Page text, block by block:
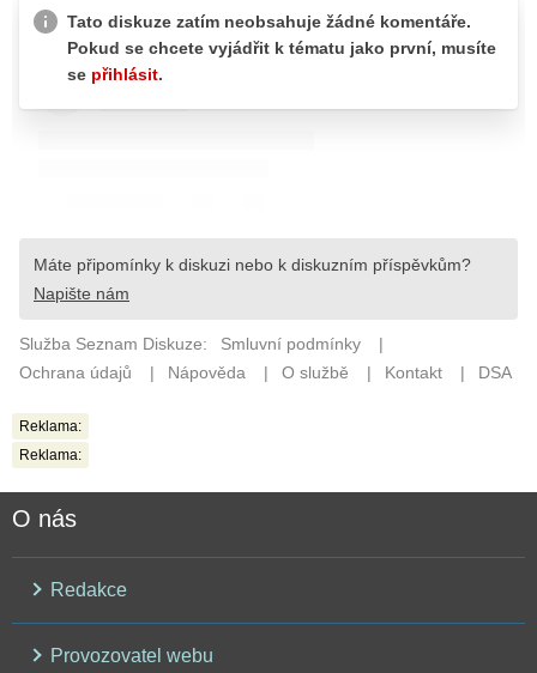
Reklama:
Reklama:
O nás
Redakce
Provozovatel webu